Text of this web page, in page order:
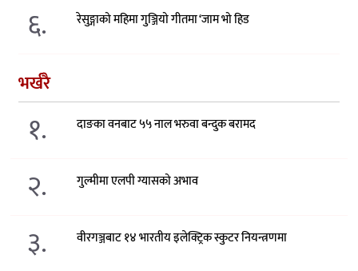
६. रेसुङ्गाको महिमा गुञ्जियो गीतमा ‘जाम भो हिड
भर्खरै
१. दाङका वनबाट ५५ नाल भरुवा बन्दुक बरामद
२. गुल्मीमा एलपी ग्यासको अभाव
३. वीरगञ्जबाट १४ भारतीय इलेक्ट्रिक स्कुटर नियन्त्रणमा